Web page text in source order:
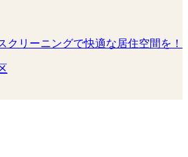
クリーニングで快適な居住空間を！